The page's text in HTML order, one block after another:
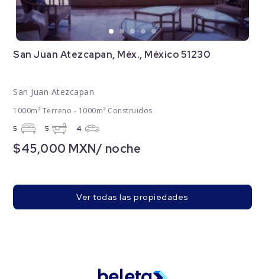
San Juan Atezcapan, Méx., México 51230
San Juan Atezcapan
1000m² Terreno - 1000m² Construidos
5 5 4
$45,000 MXN/ noche
Ver todas las propiedades